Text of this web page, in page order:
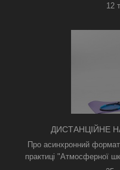
12
ДИСТАНЦІЙНЕ
ТРИВОГАМИ ТА БЕЗ
ФОРМАТ
Про асинхронний
практиці "Атмосферної